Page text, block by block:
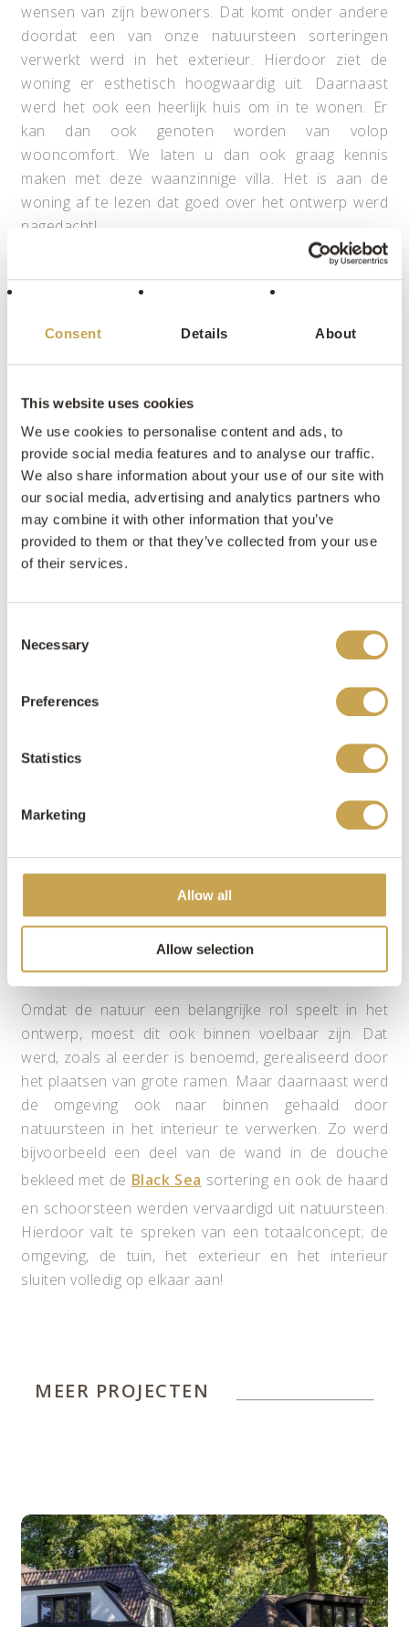
Consent Details About
This website uses cookies
We use cookies to personalise content and ads, to
provide social media features and to analyse our traffic.
We also share information about your use of our site with
our social media, advertising and analytics partners who
may combine it with other information that you’ve
provided to them or that they’ve collected from your use
of their services.
Selection
Necessary
Preferences
Statistics
Marketing
Allow all
Allow selection
wensen van zijn bewoners. Dat komt onder andere
doordat een van onze natuursteen sorteringen
verwerkt werd in het exterieur. Hierdoor ziet de
woning er esthetisch hoogwaardig uit. Daarnaast
werd het ook een heerlijk huis om in te wonen. Er
kan dan ook genoten worden van volop
wooncomfort. We laten u dan ook graag kennis
maken met deze waanzinnige villa. Het is aan de
woning af te lezen dat goed over het ontwerp werd
nagedacht!
vorm. De woning bestaat uit een middenstuk met
twee verdiepingen en aan beide zijdes een
Hierdoor wordt de woning niet te hoog of te
overdadig in het groene landschap. Vervolgens
springen de materialen die werden gebruikt om de
woning mee te bekleden ook direct in het oog. De
gevel bestaat bijvoorbeeld uit strak stucwerk, hout,
grote glaspartijen met donkere kozijnen en
natuursteen. Deze materialen geven de woning een
raampartijen ervoor dat de omgeving ook
daadwerkelijk de woning binnen weet te dringen.
De gevel van het middenstuk van de moderne villa
Wat op mooie wijze contrasteert met het stucwerk.
deze sortering zich kenmerkt door een donkere
uitstraling met een verloop van antraciete en bruine
kleurnuances. De uitstraling van deze sortering zorgt
ervoor dat het een geliefd product is in moderne
bouwwerken. Dat komt doordat het product erg
goed staat bij strak stucwerk en grote raampartijen.
Een totaalconcept
Omdat de natuur een belangrijke rol speelt in het
ontwerp, moest dit ook binnen voelbaar zijn. Dat
werd, zoals al eerder is benoemd, gerealiseerd door
het plaatsen van grote ramen. Maar daarnaast werd
de omgeving ook naar binnen gehaald door
natuursteen in het interieur te verwerken. Zo werd
bijvoorbeeld een deel van de wand in de douche
bekleed met de Black Sea sortering en ook de haard
en schoorsteen werden vervaardigd uit natuursteen.
Hierdoor valt te spreken van een totaalconcept; de
omgeving, de tuin, het exterieur en het interieur
sluiten volledig op elkaar aan!
MEER PROJECTEN